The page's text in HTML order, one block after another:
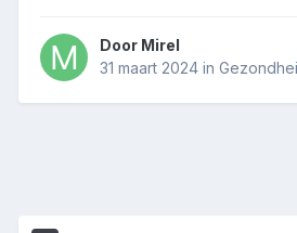
Door Mirel
31 maart 2024 in